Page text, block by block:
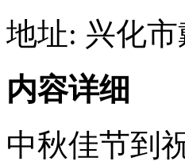
地址: 兴化
内容详细
中秋佳节到